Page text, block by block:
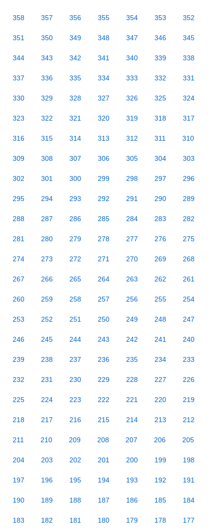
358 357 356 355 354 353 352
351 350 349 348 347 346 345
344 343 342 341 340 339 338
337 336 335 334 333 332 331
330 329 328 327 326 325 324
323 322 321 320 319 318 317
316 315 314 313 312 311 310
309 308 307 306 305 304 303
302 301 300 299 298 297 296
295 294 293 292 291 290 289
288 287 286 285 284 283 282
281 280 279 278 277 276 275
274 273 272 271 270 269 268
267 266 265 264 263 262 261
260 259 258 257 256 255 254
253 252 251 250 249 248 247
246 245 244 243 242 241 240
239 238 237 236 235 234 233
232 231 230 229 228 227 226
225 224 223 222 221 220 219
218 217 216 215 214 213 212
211 210 209 208 207 206 205
204 203 202 201 200 199 198
197 196 195 194 193 192 191
190 189 188 187 186 185 184
183 182 181 180 179 178 177